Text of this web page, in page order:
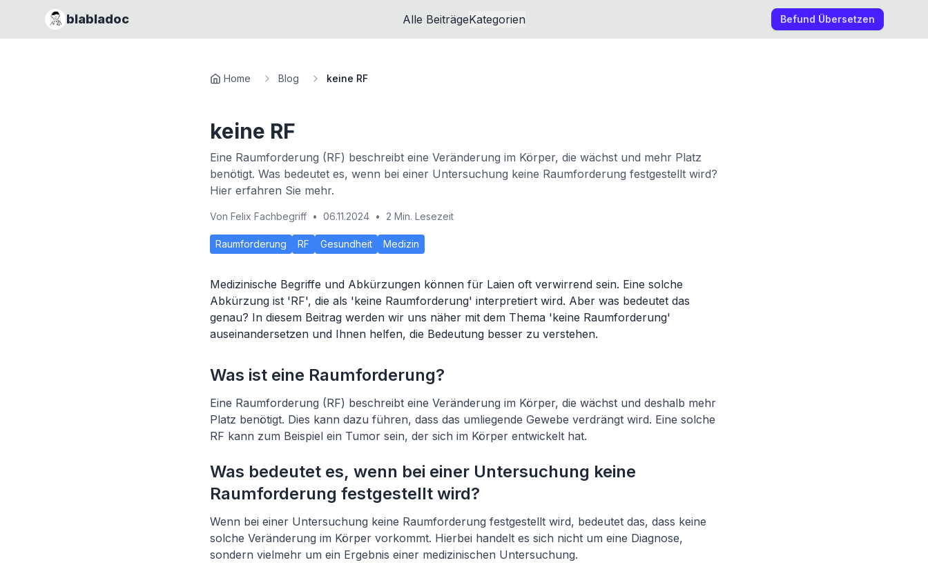
blabladoc Alle BeiträgeKategorien Befund Übersetzen
Home Blog keine RF
keine RF
Eine Raumforderung (RF) beschreibt eine Veränderung im Körper, die wächst und mehr Platz
benötigt. Was bedeutet es, wenn bei einer Untersuchung keine Raumforderung festgestellt wird?
Hier erfahren Sie mehr.
Von Felix Fachbegriff • 06.11.2024 • 2 Min. Lesezeit
Raumforderung RF Gesundheit Medizin
Medizinische Begriffe und Abkürzungen können für Laien oft verwirrend sein. Eine solche
Abkürzung ist 'RF', die als 'keine Raumforderung' interpretiert wird. Aber was bedeutet das
genau? In diesem Beitrag werden wir uns näher mit dem Thema 'keine Raumforderung'
auseinandersetzen und Ihnen helfen, die Bedeutung besser zu verstehen.
Was ist eine Raumforderung?
Eine Raumforderung (RF) beschreibt eine Veränderung im Körper, die wächst und deshalb mehr
Platz benötigt. Dies kann dazu führen, dass das umliegende Gewebe verdrängt wird. Eine solche
RF kann zum Beispiel ein Tumor sein, der sich im Körper entwickelt hat.
Was bedeutet es, wenn bei einer Untersuchung keine
Raumforderung festgestellt wird?
Wenn bei einer Untersuchung keine Raumforderung festgestellt wird, bedeutet das, dass keine
solche Veränderung im Körper vorkommt. Hierbei handelt es sich nicht um eine Diagnose,
sondern vielmehr um ein Ergebnis einer medizinischen Untersuchung.